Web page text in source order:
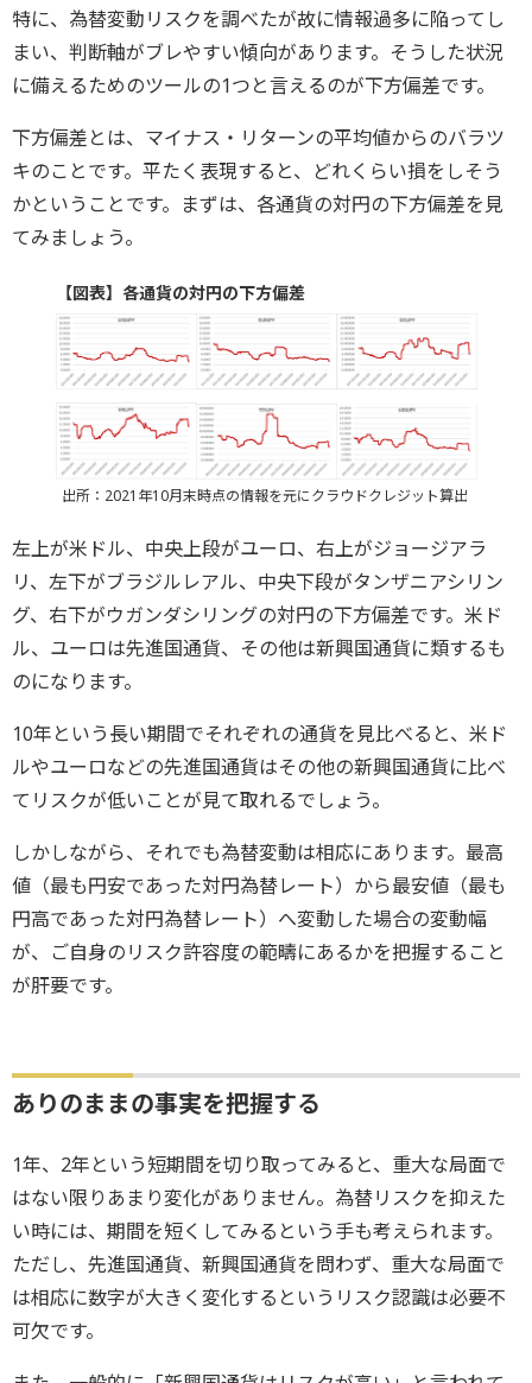
特に、為替変動リスクを調べたが故に情報過多に陥ってし
まい、判断軸がブレやすい傾向があります。そうした状況
に備えるためのツールの1つと言えるのが下方偏差です。
下方偏差とは、マイナス・リターンの平均値からのバラツ
キのことです。平たく表現すると、どれくらい損をしそう
かということです。まずは、各通貨の対円の下方偏差を見
てみましょう。
【図表】各通貨の対円の下方偏差
出所：2021年10月末時点の情報を元にクラウドクレジット算出
左上が米ドル、中央上段がユーロ、右上がジョージアラ
リ、左下がブラジルレアル、中央下段がタンザニアシリン
グ、右下がウガンダシリングの対円の下方偏差です。米ド
ル、ユーロは先進国通貨、その他は新興国通貨に類するも
のになります。
10年という長い期間でそれぞれの通貨を見比べると、米ド
ルやユーロなどの先進国通貨はその他の新興国通貨に比べ
てリスクが低いことが見て取れるでしょう。
しかしながら、それでも為替変動は相応にあります。最高
値（最も円安であった対円為替レート）から最安値（最も
円高であった対円為替レート）へ変動した場合の変動幅
が、ご自身のリスク許容度の範疇にあるかを把握すること
が肝要です。
ありのままの事実を把握する
1年、2年という短期間を切り取ってみると、重大な局面で
はない限りあまり変化がありません。為替リスクを抑えた
い時には、期間を短くしてみるという手も考えられます。
ただし、先進国通貨、新興国通貨を問わず、重大な局面で
は相応に数字が大きく変化するというリスク認識は必要不
可欠です。